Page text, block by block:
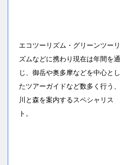
エコツーリズム・グリーンツーリ
ズムなどに携わり現在は年間を通
じ、御岳や奥多摩などを中心とし
たツアーガイドなど数多く行う、
川と森を案内するスペシャリス
ト。